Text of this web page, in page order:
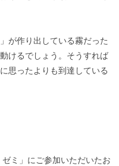
が作り出している霧だった
けるでしょう。そうすれば
思ったよりも到達している
ミ」にご参加いただいたお